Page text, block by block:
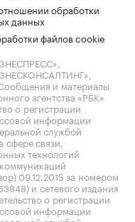
обработки
данных
файлов cookie
и материалы
агентства «РБК»
о регистрации
информации
службой
сфере связи,
технологий
09.12.2015 за номером
и сетевого издания
о регистрации
информации